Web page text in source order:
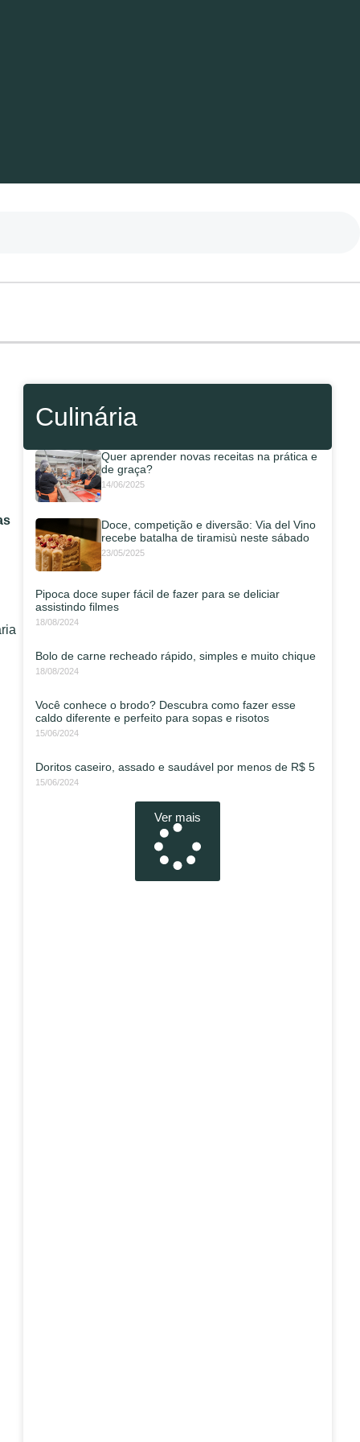
Culinária
Quer aprender novas receitas na prática e
de graça?
14/06/2025
Doce, competição e diversão: Via del Vino
recebe batalha de tiramisù neste sábado
23/05/2025
Pipoca doce super fácil de fazer para se deliciar
assistindo filmes
18/08/2024
Bolo de carne recheado rápido, simples e muito chique
18/08/2024
Você conhece o brodo? Descubra como fazer esse
caldo diferente e perfeito para sopas e risotos
15/06/2024
Doritos caseiro, assado e saudável por menos de R$ 5
15/06/2024
Ver mais